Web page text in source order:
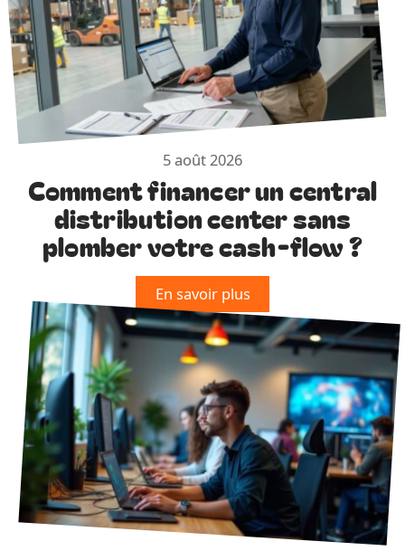
5 août 2026
Comment financer un central
distribution center sans
plomber votre cash-flow ?
En savoir plus